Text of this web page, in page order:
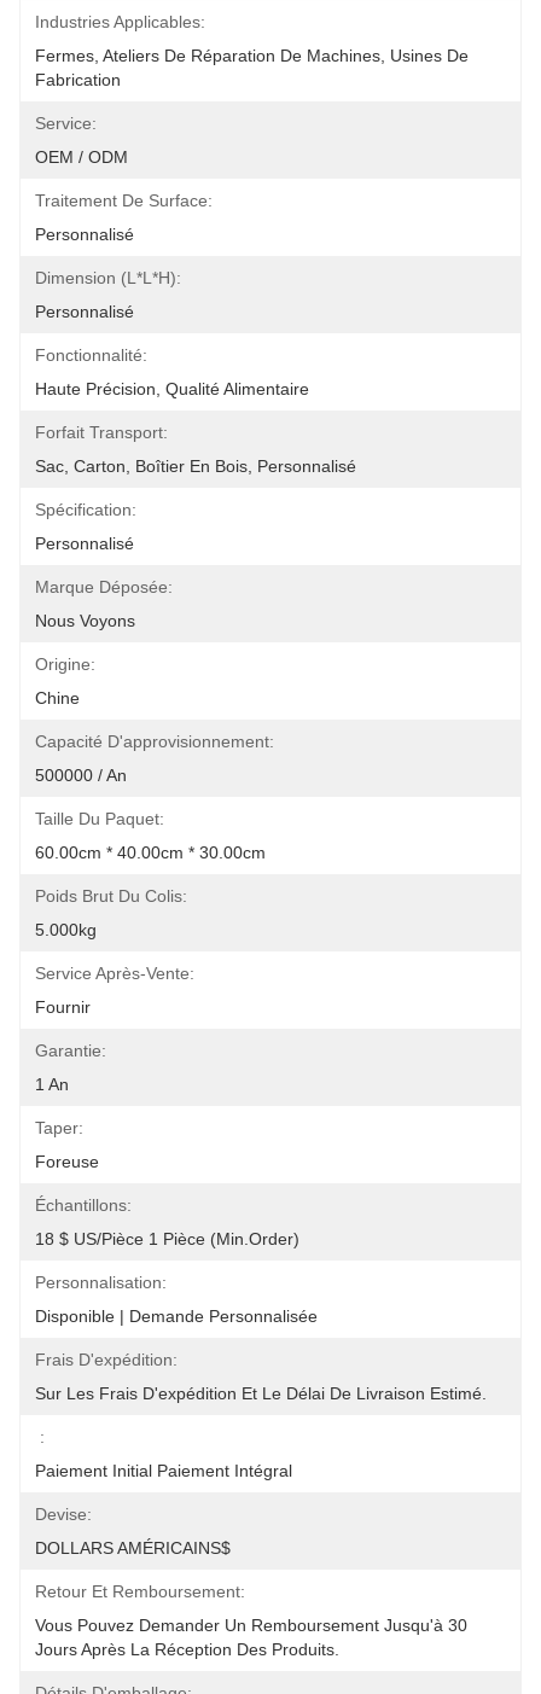
Industries Applicables:
Fermes, Ateliers De Réparation De Machines, Usines De
Fabrication
Service:
OEM / ODM
Traitement De Surface:
Personnalisé
Dimension (l*l*h):
Personnalisé
Fonctionnalité:
Haute Précision, Qualité Alimentaire
Forfait Transport:
Sac, Carton, Boîtier En Bois, Personnalisé
Spécification:
Personnalisé
Marque Déposée:
Nous Voyons
Origine:
Chine
Capacité D'approvisionnement:
500000 / An
Taille Du Paquet:
60.00cm * 40.00cm * 30.00cm
Poids Brut Du Colis:
5.000kg
Service Après-Vente:
Fournir
Garantie:
1 An
Taper:
Foreuse
Échantillons:
18 $ US/pièce 1 Pièce (Min.Order)
Personnalisation:
Disponible | Demande Personnalisée
Frais D'expédition:
Sur Les Frais D'expédition Et Le Délai De Livraison Estimé.
:
Paiement Initial Paiement Intégral
Devise:
DOLLARS AMÉRICAINS$
Retour Et Remboursement:
Vous Pouvez Demander Un Remboursement Jusqu'à 30
Jours Après La Réception Des Produits.